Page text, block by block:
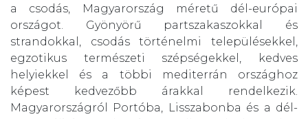
a csodás, Magyarország méretű dél-európai
országot. Gyönyörű partszakaszokkal és
strandokkal, csodás történelmi településekkel,
egzotikus természeti szépségekkel, kedves
helyiekkel és a többi mediterrán országhoz
képest kedvezőbb árakkal rendelkezik.
Magyarországról Portóba, Lisszabonba és a dél-